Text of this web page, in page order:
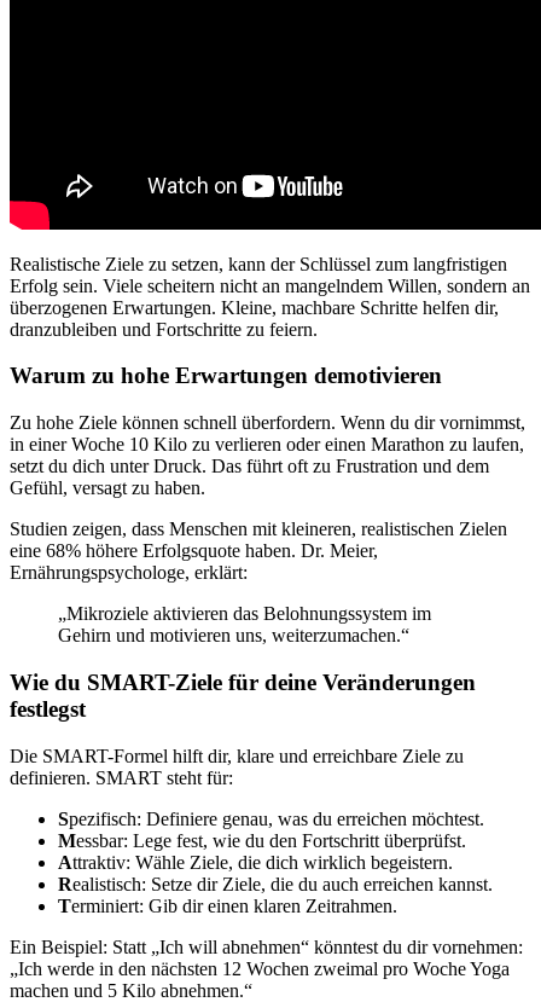
Realistische Ziele zu setzen, kann der Schlüssel zum langfristigen
Erfolg sein. Viele scheitern nicht an mangelndem Willen, sondern an
überzogenen Erwartungen. Kleine, machbare Schritte helfen dir,
dranzubleiben und Fortschritte zu feiern.
Warum zu hohe Erwartungen demotivieren
Zu hohe Ziele können schnell überfordern. Wenn du dir vornimmst,
in einer Woche 10 Kilo zu verlieren oder einen Marathon zu laufen,
setzt du dich unter Druck. Das führt oft zu Frustration und dem
Gefühl, versagt zu haben.
Studien zeigen, dass Menschen mit kleineren, realistischen Zielen
eine 68% höhere Erfolgsquote haben. Dr. Meier,
Ernährungspsychologe, erklärt:
„Mikroziele aktivieren das Belohnungssystem im
Gehirn und motivieren uns, weiterzumachen.“
Wie du SMART-Ziele für deine Veränderungen
festlegst
Die SMART-Formel hilft dir, klare und erreichbare Ziele zu
definieren. SMART steht für:
Spezifisch: Definiere genau, was du erreichen möchtest.
Messbar: Lege fest, wie du den Fortschritt überprüfst.
Attraktiv: Wähle Ziele, die dich wirklich begeistern.
Realistisch: Setze dir Ziele, die du auch erreichen kannst.
Terminiert: Gib dir einen klaren Zeitrahmen.
Ein Beispiel: Statt „Ich will abnehmen“ könntest du dir vornehmen:
„Ich werde in den nächsten 12 Wochen zweimal pro Woche Yoga
machen und 5 Kilo abnehmen.“